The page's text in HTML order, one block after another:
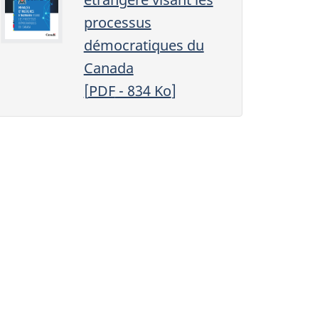
processus
démocratiques du
Canada
[PDF- 834 Ko]